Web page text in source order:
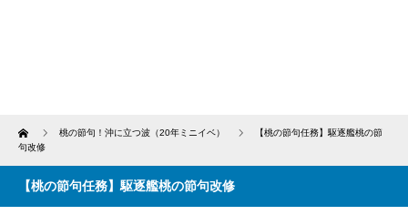
Home 桃の節句！沖に立つ波（20年ミニイベ）
【桃の節句任務】駆逐艦桃の節
句改修
【桃の節句任務】駆逐艦桃の節句改修